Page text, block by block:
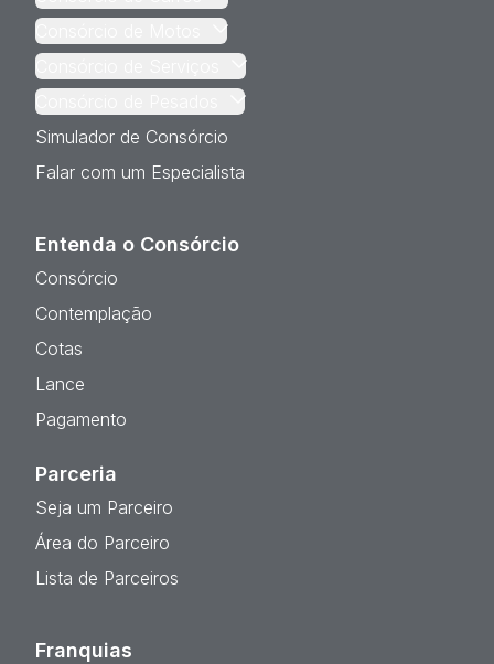
Simulador de Consórcio
Falar com um Especialista
Entenda o Consórcio
Consórcio
Contemplação
Cotas
Lance
Pagamento
Parceria
Seja um Parceiro
Área do Parceiro
Lista de Parceiros
Franquias